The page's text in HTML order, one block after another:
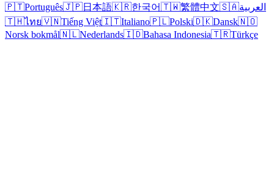
🇵🇹Português🇯🇵日本語🇰🇷한국어🇹🇼繁體中文🇸🇦العربية
🇹🇭ไทย🇻🇳Tiếng Việt🇮🇹Italiano🇵🇱Polski🇩🇰Dansk🇳🇴
Norsk bokmål🇳🇱Nederlands🇮🇩Bahasa Indonesia🇹🇷Türkçe